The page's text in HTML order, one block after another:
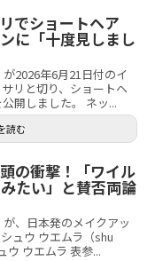
でショートヘア
に「十度見しまし
2026年6月21日付のイ
リと切り、ショートヘ
開しました。 ネッ...
読む
の衝撃！「ワイル
たい」と賛否両論
、日本発のメイクアッ
ュウ ウエムラ（shu
ウ ウエムラ 表参...